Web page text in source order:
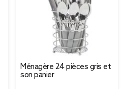
Ménagère 24 pièces gris et
son panier